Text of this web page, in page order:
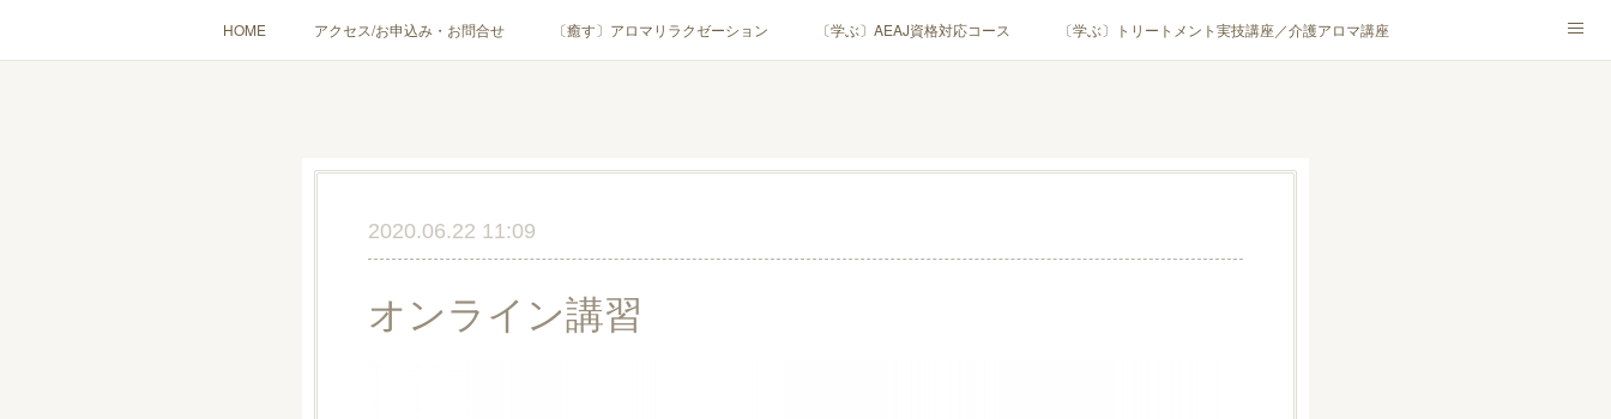
HOME アクセス/お申込み・お問合せ 〔癒す〕アロマリラクゼーション 〔学ぶ〕AEAJ資格対応コース 〔学ぶ〕トリートメント実技講座／介護アロマ講座
2020.06.22 11:09
オンライン講習